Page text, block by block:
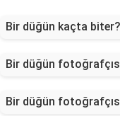
Bir düğün kaçta biter?
Bir düğün
Bir düğün